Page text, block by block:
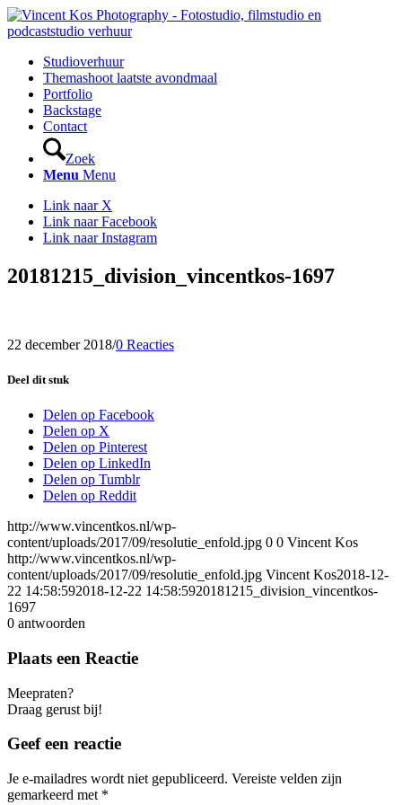
Studioverhuur
Themashoot laatste avondmaal
Portfolio
Backstage
Contact
Zoek
Menu Menu
Link naar X
Link naar Facebook
Link naar Instagram
20181215_division_vincentkos-1697
22 december 2018/0 Reacties
Deel dit stuk
Delen op Facebook
Delen op X
Delen op Pinterest
Delen op LinkedIn
Delen op Tumblr
Delen op Reddit
http://www.vincentkos.nl/wp-
content/uploads/2017/09/resolutie_enfold.jpg 0 0 Vincent Kos
http://www.vincentkos.nl/wp-
content/uploads/2017/09/resolutie_enfold.jpg Vincent Kos2018-12-
22 14:58:592018-12-22 14:58:5920181215_division_vincentkos-
1697
0 antwoorden
Plaats een Reactie
Meepraten?
Draag gerust bij!
Geef een reactie
Je e-mailadres wordt niet gepubliceerd. Vereiste velden zijn
gemarkeerd met *